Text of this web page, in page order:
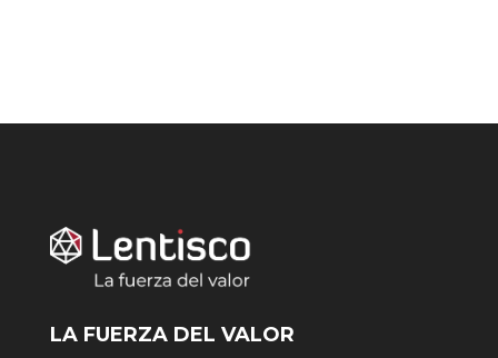
LA FUERZA DEL VALOR